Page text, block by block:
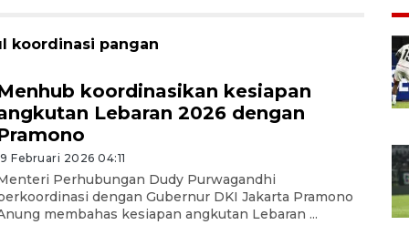
koordinasi pangan
koordinasikan kesiapan
Lebaran 2026 dengan
Februari 2026 04:11
Perhubungan Dudy Purwagandhi
dengan Gubernur DKI Jakarta Pramono
membahas kesiapan angkutan Lebaran ...